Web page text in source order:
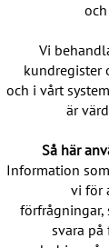
Vi
kundregister
och i vårt
är
Så här
Information
vi för
förfrågningar,
svara på